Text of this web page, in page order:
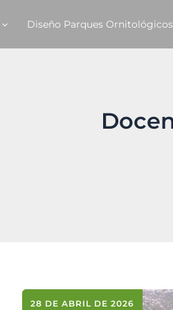
Diseño Parques Ornitológicos
28 DE ABRIL DE 2026